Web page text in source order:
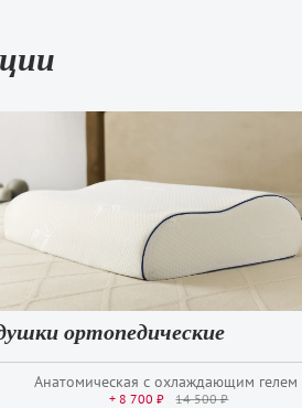
ортопедические
Анатомическая с охлаждающим гелем
+ 8 700 ₽ 14 500 ₽